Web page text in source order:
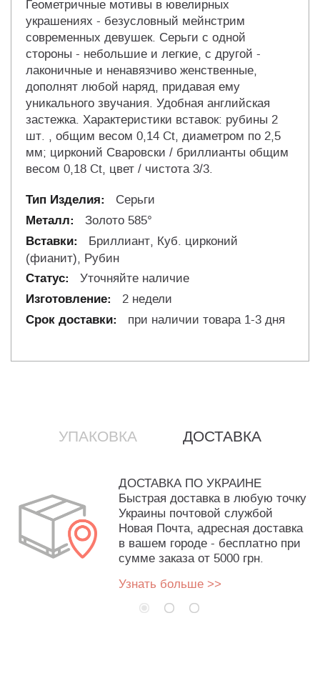
Геометричные мотивы в ювелирных
украшениях - безусловный мейнстрим
современных девушек. Серьги с одной
стороны - небольшие и легкие, с другой -
лаконичные и ненавязчиво женственные,
дополнят любой наряд, придавая ему
уникального звучания. Удобная английская
застежка. Характеристики вставок: рубины 2
шт. , общим весом 0,14 Ct, диаметром по 2,5
мм; цирконий Сваровски / бриллианты общим
весом 0,18 Ct, цвет / чистота 3/3.
Серьги
Золото 585°
Бриллиант, Куб. цирконий
(фианит), Рубин
Уточняйте наличие
2 недели
при наличии товара 1-3 дня
УПАКОВКА ДОСТАВКА
ДОСТАВКА ПО УКРАИНЕ
Быстрая доставка в любую точку
Украины почтовой службой
Новая Почта, адресная доставка
в вашем городе - бесплатно при
сумме заказа от 5000 грн.
Узнать больше >>